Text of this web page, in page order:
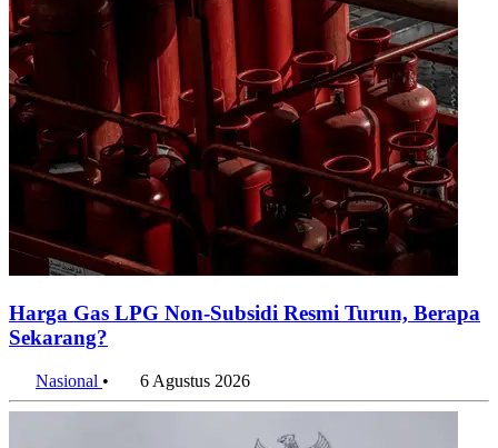
Harga Gas LPG Non-Subsidi Resmi Turun, Berapa
Sekarang?
Nasional • 6 Agustus 2026